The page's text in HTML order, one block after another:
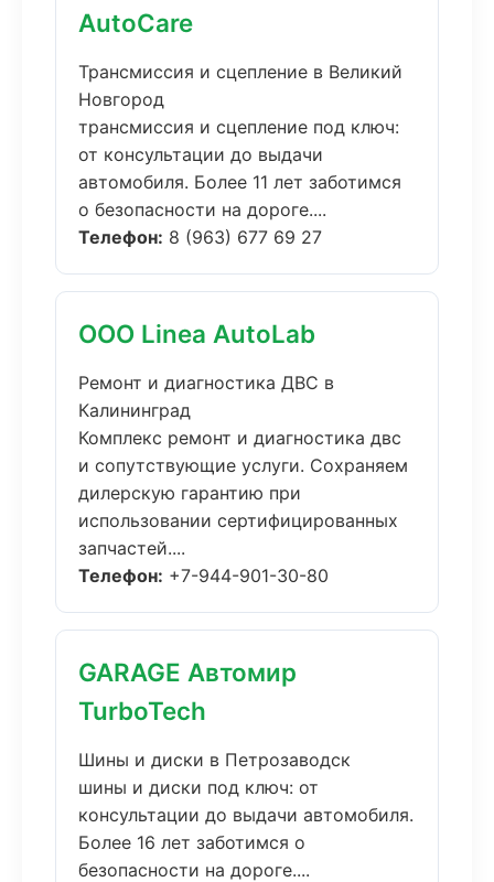
AutoCare
Трансмиссия и сцепление в Великий
Новгород
трансмиссия и сцепление под ключ:
от консультации до выдачи
автомобиля. Более 11 лет заботимся
о безопасности на дороге....
Телефон: 8 (963) 677 69 27
ООО Linea AutoLab
Ремонт и диагностика ДВС в
Калининград
Комплекс ремонт и диагностика двс
и сопутствующие услуги. Сохраняем
дилерскую гарантию при
использовании сертифицированных
запчастей....
Телефон: +7-944-901-30-80
GARAGE Автомир
TurboTech
Шины и диски в Петрозаводск
шины и диски под ключ: от
консультации до выдачи автомобиля.
Более 16 лет заботимся о
безопасности на дороге....